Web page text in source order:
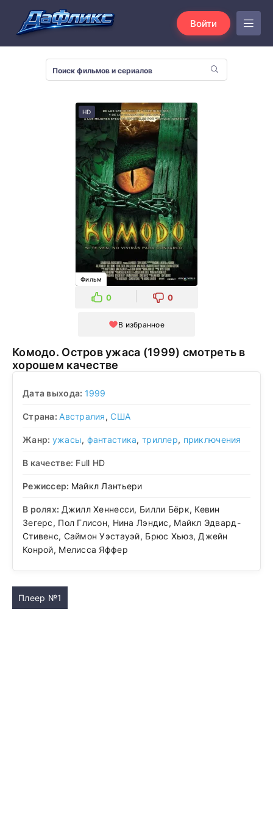
Войти
HD
Фильм
0 0
В избранное
Комодо. Остров ужаса (1999) смотреть в
хорошем качестве
Дата выхода: 1999
Страна: Австралия,США
Жанр: ужасы, фантастика,триллер, приключения
В качестве: Full HD
Режиссер: Майкл Лантьери
В ролях: Джилл Хеннесси, Билли Бёрк, Кевин
Зегерс, Пол Глисон, Нина Лэндис, Майкл Эдвард-
Стивенс, Саймон Уэстауэй, Брюс Хьюз, Джейн
Конрой, Мелисса Яффер
Плеер №1